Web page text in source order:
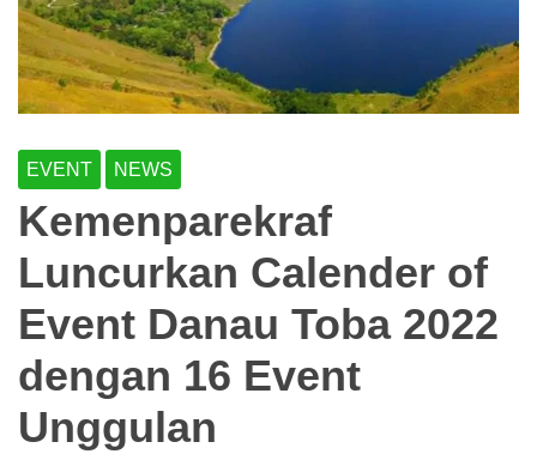
EVENT NEWS
Kemenparekraf
Luncurkan Calender of
Event Danau Toba 2022
dengan 16 Event
Unggulan